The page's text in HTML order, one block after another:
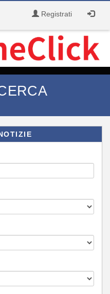
Registrati